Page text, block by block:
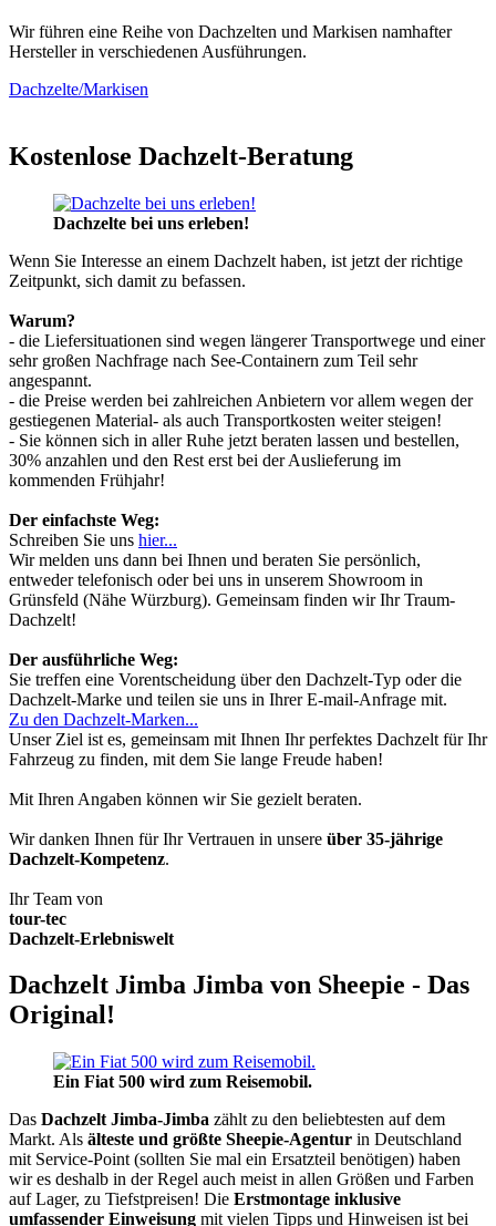
Wir führen eine Reihe von Dachzelten und Markisen namhafter
Hersteller in verschiedenen Ausführungen.
Dachzelte/Markisen
Kostenlose Dachzelt-Beratung
Dachzelte bei uns erleben!
Wenn Sie Interesse an einem Dachzelt haben, ist jetzt der richtige
Zeitpunkt, sich damit zu befassen.
Warum?
- die Liefersituationen sind wegen längerer Transportwege und einer
sehr großen Nachfrage nach See-Containern zum Teil sehr
angespannt.
- die Preise werden bei zahlreichen Anbietern vor allem wegen der
gestiegenen Material- als auch Transportkosten weiter steigen!
- Sie können sich in aller Ruhe jetzt beraten lassen und bestellen,
30% anzahlen und den Rest erst bei der Auslieferung im
kommenden Frühjahr!
Der einfachste Weg:
Schreiben Sie uns hier...
Wir melden uns dann bei Ihnen und beraten Sie persönlich,
entweder telefonisch oder bei uns in unserem Showroom in
Grünsfeld (Nähe Würzburg). Gemeinsam finden wir Ihr Traum-
Dachzelt!
Der ausführliche Weg:
Sie treffen eine Vorentscheidung über den Dachzelt-Typ oder die
Dachzelt-Marke und teilen sie uns in Ihrer E-mail-Anfrage mit.
Zu den Dachzelt-Marken...
Unser Ziel ist es, gemeinsam mit Ihnen Ihr perfektes Dachzelt für Ihr
Fahrzeug zu finden, mit dem Sie lange Freude haben!
Mit Ihren Angaben können wir Sie gezielt beraten.
Wir danken Ihnen für Ihr Vertrauen in unsere über 35-jährige
Dachzelt-Kompetenz.
Ihr Team von
tour-tec
Dachzelt-Erlebniswelt
Dachzelt Jimba Jimba von Sheepie - Das
Original!
Ein Fiat 500 wird zum Reisemobil.
Das Dachzelt Jimba-Jimba zählt zu den beliebtesten auf dem
Markt. Als älteste und größte Sheepie-Agentur in Deutschland
mit Service-Point (sollten Sie mal ein Ersatzteil benötigen) haben
wir es deshalb in der Regel auch meist in allen Größen und Farben
auf Lager, zu Tiefstpreisen! Die Erstmontage inklusive
umfassender Einweisung mit vielen Tipps und Hinweisen ist bei